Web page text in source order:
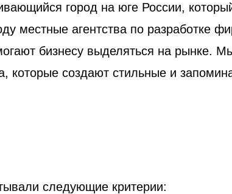
город на юге России,
местные агентства по разработке
бизнесу выделяться на рынке.
которые создают стильные и
следующие критерии: